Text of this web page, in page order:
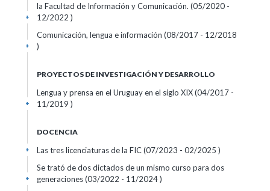
la Facultad de Información y Comunicación. (05/2020 -
12/2022 )
+
Comunicación, lengua e información (08/2017 - 12/2018
)
+
PROYECTOS DE INVESTIGACIÓN Y DESARROLLO
Lengua y prensa en el Uruguay en el siglo XIX (04/2017 -
11/2019 )
+
DOCENCIA
Las tres licenciaturas de la FIC (07/2023 - 02/2025 )
+
Se trató de dos dictados de un mismo curso para dos
generaciones (03/2022 - 11/2024 )
+